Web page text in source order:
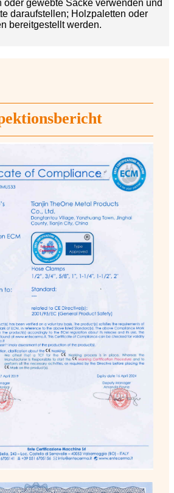
oder gewebte Säcke verwenden und
daraufstellen; Holzpaletten oder
bereitgestellt werden.